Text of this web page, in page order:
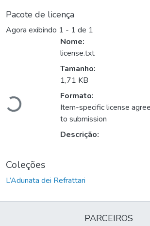
Pacote de licença
Agora exibindo 1 - 1 de 1
Carregando...
Nome:
license.txt
Tamanho:
1,71 KB
Formato:
Item-specific license
to submission
Descrição:
Coleções
L’Adunata dei Refrattari
PARCEIROS